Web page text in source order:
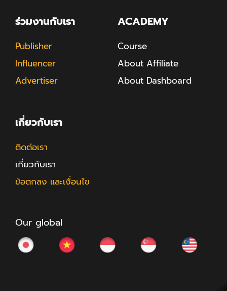
ร่วมงานกับเรา
Publisher
Influencer
Advertiser
ACADEMY
Course
About Affiliate
About Dashboard
เกี่ยวกับเรา
ติดต่อเรา
เกี่ยวกับเรา
ข้อตกลง และเงื่อนไข
Our global